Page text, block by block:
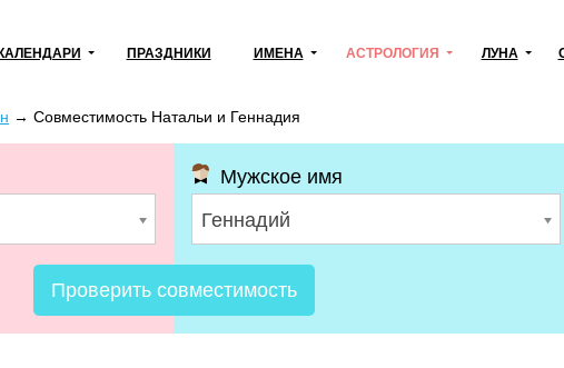
КАЛЕНДАРИ ПРАЗДНИКИ ИМЕНА АСТРОЛОГИЯ ЛУНА
→ Совместимость Натальи и Геннадия
Мужское имя
Геннадий
Проверить совместимость